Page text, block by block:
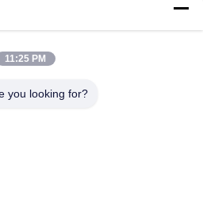
tissu filtrant d'usine de ciment a
industriel
de sachets filtre de micron de
11:25 PM
you looking for?